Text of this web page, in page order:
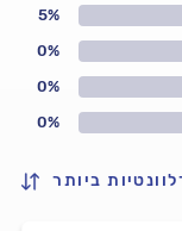
0%
0%
0%
5%
ביותר